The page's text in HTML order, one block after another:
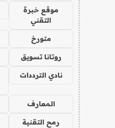
موقع خبرة
التقني
متورخ
روتانا تسويق
نادي الترددات
المعارف
رمح التقنية